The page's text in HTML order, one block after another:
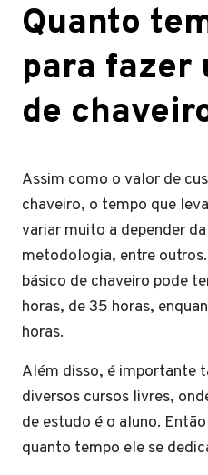
Quanto
para fazer
de
Assim como o valor de
chaveiro, o tempo que
variar muito a depender
metodologia, entre
básico de chaveiro pode
horas, de 35 horas,
horas.
Além disso, é importante
diversos cursos livres,
de estudo é o aluno.
quanto tempo ele se